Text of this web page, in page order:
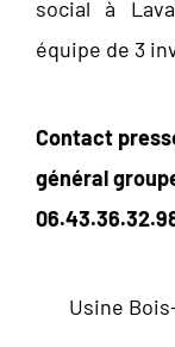
social à
équipe de 3
Contact
général
Usine